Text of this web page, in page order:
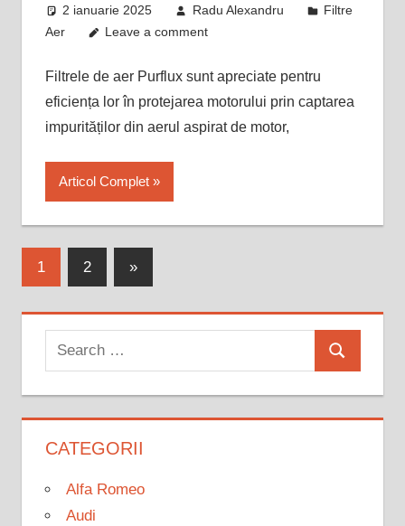
2 ianuarie 2025 Radu Alexandru
Filtre
Aer
Leave a comment
Filtrele de aer Purflux sunt apreciate pentru
eficiența lor în protejarea motorului prin captarea
impurităților din aerul aspirat de motor,
Articol Complet
Paginație
1 2
Next
Posts
»
Search
for:
Search
CATEGORII
Alfa Romeo
Audi